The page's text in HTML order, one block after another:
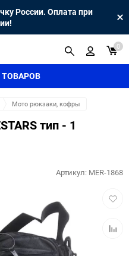
России. Оплата при
ТОВАРОВ
0
Мото рюкзаки, кофры
тип - 1
Артикул: MER-1868